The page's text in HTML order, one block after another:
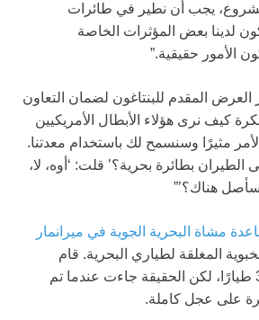
يجب أن نطير في طائرات
لدينا بعض المؤثرات الخاصة
الأمور حقيقية.”
المقدم للبنتاغون لضمان التعاون
كيف نرى هؤلاء الأبطال الأمريكيين
الأمر مثيرًا وسنسمح لك باستخدام معدتنا.
بطائرة بحرية؟’ قلت: ‘أوه، لا،
هناك؟’”
مشاة البحرية الجوية في ميرانمار
المغلقة لطياري البحرية. قام
بإجراء مقابلات مع 30 طيارًا، لكن الحقيقة جاءت عندما تم
على عجل كاملة.